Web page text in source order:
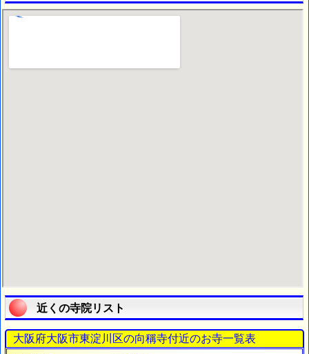
近くの寺院リスト
大阪府大阪市東淀川区の向稱寺付近のお寺一覧表